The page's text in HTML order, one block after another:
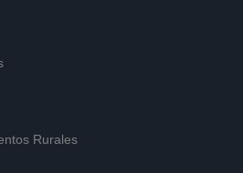
Rurales